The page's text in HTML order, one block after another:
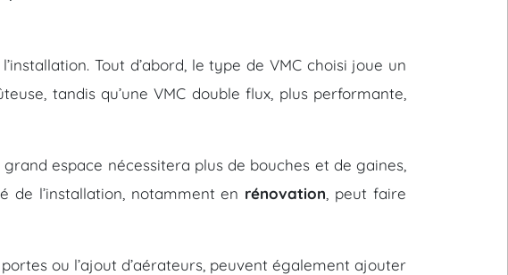
Tout d’abord, le type de VMC choisi joue un
tandis qu’une VMC double flux, plus performante,
grand espace nécessitera plus de bouches et de gaines,
l’installation, notamment en rénovation , peut faire
ou l’ajout d’aérateurs, peuvent également ajouter